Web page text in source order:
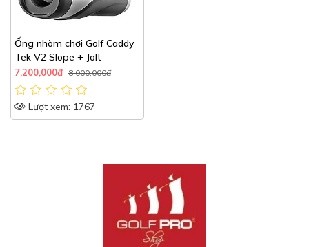
Ống nhòm chơi Golf Caddy
Tek V2 Slope + Jolt
7,200,000đ 8,000,000đ
Lượt xem: 1767